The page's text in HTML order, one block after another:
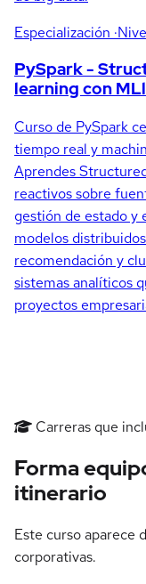
Especialización
PySpark -
learning con
Curso de PySpark
tiempo real y
Aprendes
reactivos sobre
gestión de estado y
modelos
recomendación y
sistemas analíticos
proyectos
Carreras que
Forma
itinerario
Este curso aparece
corporativas.